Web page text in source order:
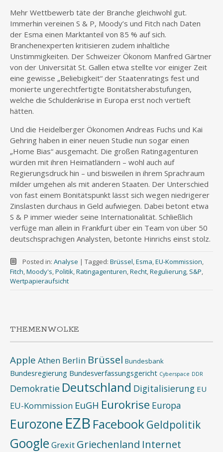
Mehr Wettbewerb täte der Branche gleichwohl gut.
Immerhin vereinen S & P, Moody’s und Fitch nach Daten
der Esma einen Marktanteil von 85 % auf sich.
Branchenexperten kritisieren zudem inhaltliche
Unstimmigkeiten. Der Schweizer Ökonom Manfred Gärtner
von der Universität St. Gallen etwa stellte vor einiger Zeit
eine gewisse „Beliebigkeit“ der Staatenratings fest und
monierte ungerechtfertigte Bonitätsherabstufungen,
welche die Schuldenkrise in Europa erst noch vertieft
hätten.
Und die Heidelberger Ökonomen Andreas Fuchs und Kai
Gehring haben in einer neuen Studie nun sogar einen
„Home Bias“ ausgemacht. Die großen Ratingagenturen
würden mit ihren Heimatländern – wohl auch auf
Regierungsdruck hin – und bisweilen in ihrem Sprachraum
milder umgehen als mit anderen Staaten. Der Unterschied
von fast einem Bonitätspunkt lässt sich wegen niedrigerer
Zinslasten durchaus in Geld aufwiegen. Dabei betont etwa
S & P immer wieder seine Internationalität. Schließlich
verfüge man allein in Frankfurt über ein Team von über 50
deutschsprachigen Analysten, betonte Hinrichs einst stolz.
Posted in: Analyse | Tagged: Brüssel,Esma,EU-Kommission,
Fitch,Moody's,Politik,Ratingagenturen,Recht,Regulierung, S&P,
Wertpapieraufsicht
THEMENWOLKE
Apple Athen Berlin Brüssel Bundesbank
Bundesregierung Bundesverfassungsgericht Cyberspace DDR
Demokratie Deutschland Digitalisierung EU
EU-Kommission EuGH Eurokrise Europa
Eurozone EZB FacebookGeldpolitik
Google Grexit Griechenland Internet